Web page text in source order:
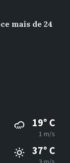
mais de 24
19° C
1 m/s
37° C